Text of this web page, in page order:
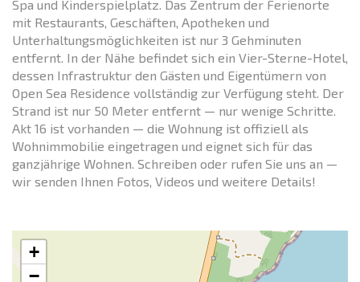
Spa und Kinderspielplatz. Das Zentrum der Ferienorte
mit Restaurants, Geschäften, Apotheken und
Unterhaltungsmöglichkeiten ist nur 3 Gehminuten
entfernt. In der Nähe befindet sich ein Vier-Sterne-Hotel,
dessen Infrastruktur den Gästen und Eigentümern von
Open Sea Residence vollständig zur Verfügung steht. Der
Strand ist nur 50 Meter entfernt — nur wenige Schritte.
Akt 16 ist vorhanden — die Wohnung ist offiziell als
Wohnimmobilie eingetragen und eignet sich für das
ganzjährige Wohnen. Schreiben oder rufen Sie uns an —
wir senden Ihnen Fotos, Videos und weitere Details!
+
−